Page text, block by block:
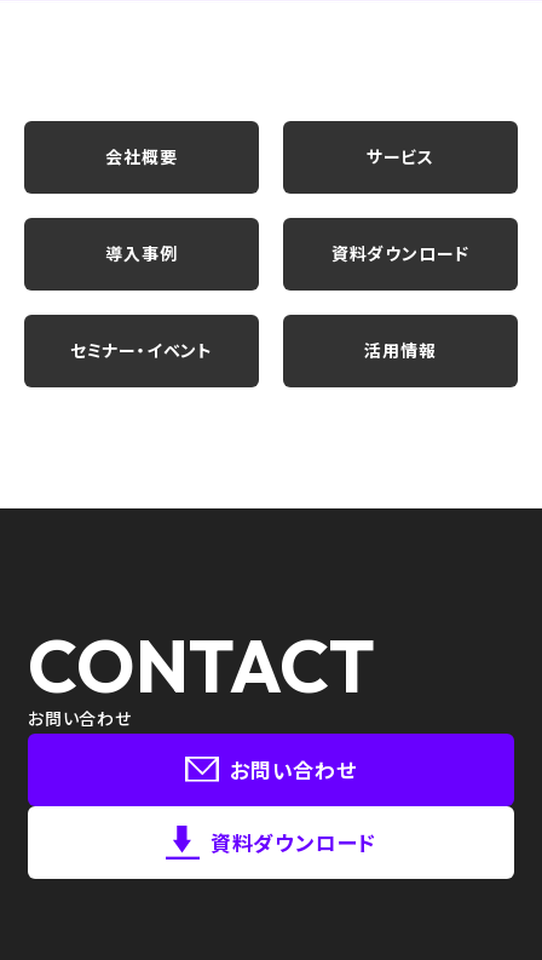
会社概要 サービス
導入事例 資料ダウンロード
セミナー・イベント 活用情報
CONTACT
お問い合わせ
お問い合わせ
資料ダウンロード